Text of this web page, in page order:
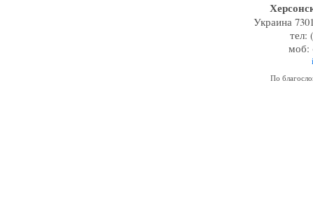
Украина
тел:
моб:
По